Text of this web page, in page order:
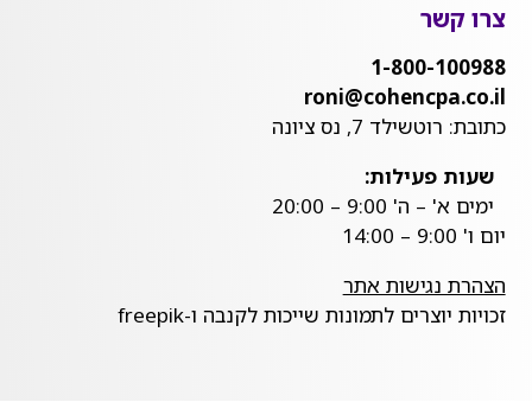
צרו קשר
1-800-100988
roni@cohencpa.co.il
כתובת: רוטשילד 7, נס ציונה
שעות פעילות:
ימים א' – ה' 9:00 – 20:00
יום ו' 9:00 – 14:00
הצהרת נגישות אתר
זכויות יוצרים לתמונות שייכות לקנבה ו-freepik